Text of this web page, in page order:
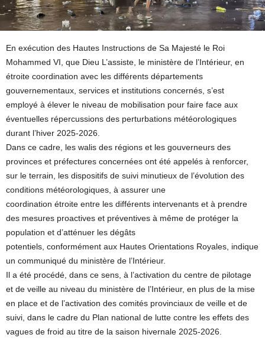
En exécution des Hautes Instructions de Sa Majesté le Roi
Mohammed VI, que Dieu L’assiste, le ministère de l’Intérieur, en
étroite coordination avec les différents départements
gouvernementaux, services et institutions concernés, s’est
employé à élever le niveau de mobilisation pour faire face aux
éventuelles répercussions des perturbations météorologiques
durant l’hiver 2025-2026.
Dans ce cadre, les walis des régions et les gouverneurs des
provinces et préfectures concernées ont été appelés à renforcer,
sur le terrain, les dispositifs de suivi minutieux de l’évolution des
conditions météorologiques, à assurer une
coordination étroite entre les différents intervenants et à prendre
des mesures proactives et préventives à même de protéger la
population et d’atténuer les dégâts
potentiels, conformément aux Hautes Orientations Royales, indique
un communiqué du ministère de l’Intérieur.
Il a été procédé, dans ce sens, à l’activation du centre de pilotage
et de veille au niveau du ministère de l’Intérieur, en plus de la mise
en place et de l’activation des comités provinciaux de veille et de
suivi, dans le cadre du Plan national de lutte contre les effets des
vagues de froid au titre de la saison hivernale 2025-2026.